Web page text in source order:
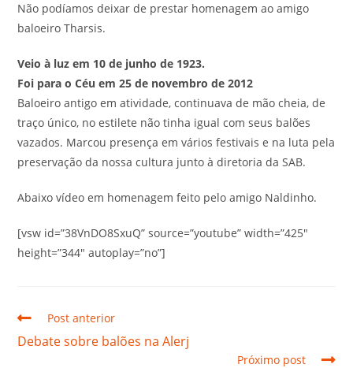
Não podíamos deixar de prestar homenagem ao amigo
baloeiro Tharsis.
Veio à luz em 10 de junho de 1923.
Foi para o Céu em 25 de novembro de 2012
Baloeiro antigo em atividade, continuava de mão cheia, de
traço único, no estilete não tinha igual com seus balões
vazados. Marcou presença em vários festivais e na luta pela
preservação da nossa cultura junto à diretoria da SAB.
Abaixo vídeo em homenagem feito pelo amigo Naldinho.
[vsw id=”38VnDO8SxuQ” source=”youtube” width=”425″
height=”344″ autoplay=”no”]
Post anterior
Debate sobre balões na Alerj
Próximo post